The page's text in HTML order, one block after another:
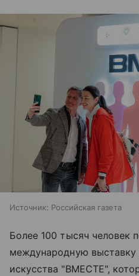
Источник: Российская газета
Более 100 тысяч человек
международную выставку
искусства "ВМЕСТЕ",